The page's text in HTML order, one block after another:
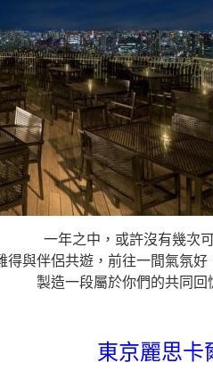
一年之中，或許沒有幾次
得與伴侶共遊，前往一間氣氛好
製造一段屬於你們的共同回
東京麗思卡